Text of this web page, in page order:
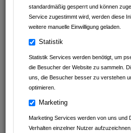
standardmäßig gesperrt und können
Service zugestimmt wird, werden diese
weitere manuelle Einwilligung geladen.
Statistik
Statistik Services werden benötigt, um
die Besucher der Website zu sammeln.
uns, die Besucher besser zu verstehen
optimieren.
Marketing
Marketing Services werden von uns und
Verhalten einzelner Nutzer
Ansprechpartner
Florian Leichtle
(Inhaber)
florian@fs-leichtle.de